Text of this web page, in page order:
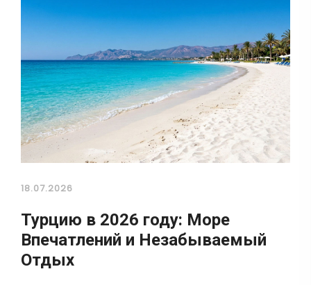
18.07.2026
Турцию в 2026 году: Море
Впечатлений и Незабываемый
Отдых